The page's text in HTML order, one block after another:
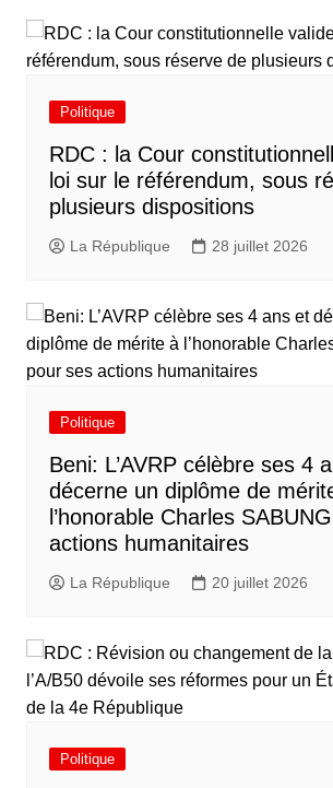
Politique
RDC : la Cour
loi sur le référendum, sous
plusieurs dispositions
La République 28 juillet 2026
Politique
Beni: L’AVRP célèbre ses 4
décerne un diplôme de
l’honorable Charles
actions humanitaires
La République 20 juillet 2026
Politique